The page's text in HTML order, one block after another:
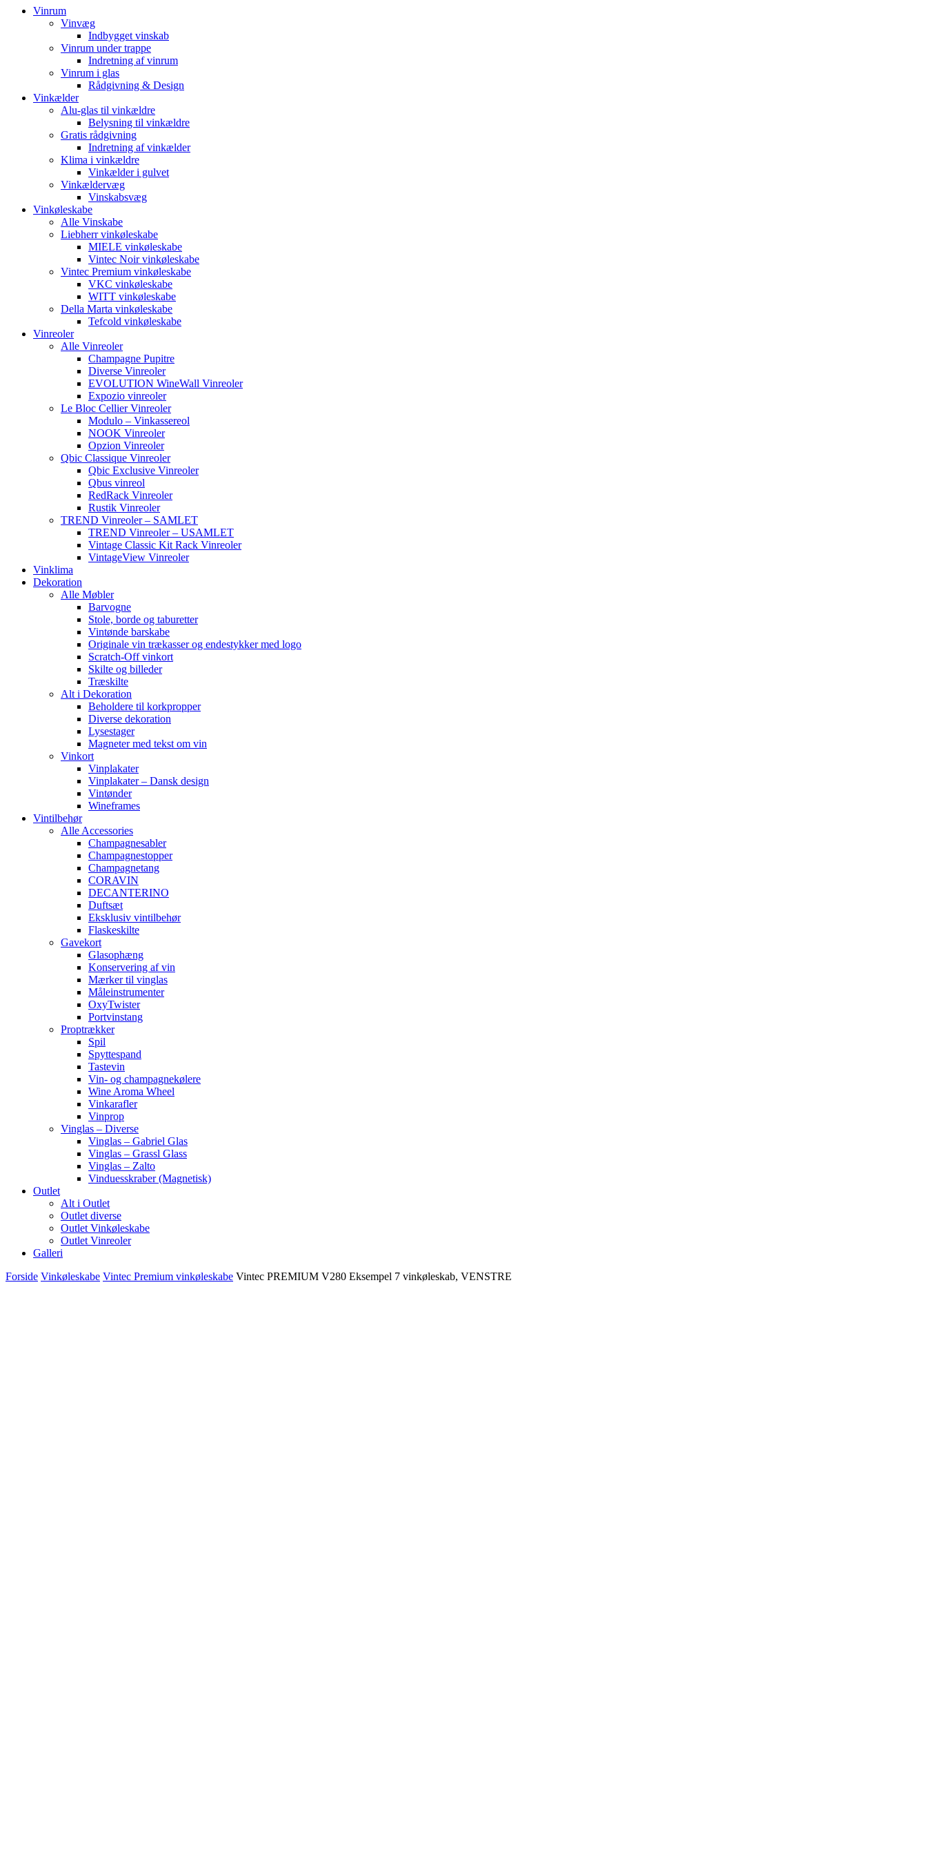
Vinrum
Vinvæg
Indbygget vinskab
Vinrum under trappe
Indretning af vinrum
Vinrum i glas
Rådgivning & Design
Vinkælder
Alu-glas til vinkældre
Belysning til vinkældre
Gratis rådgivning
Indretning af vinkælder
Klima i vinkældre
Vinkælder i gulvet
Vinkældervæg
Vinskabsvæg
Vinkøleskabe
Alle Vinskabe
Liebherr vinkøleskabe
MIELE vinkøleskabe
Vintec Noir vinkøleskabe
Vintec Premium vinkøleskabe
VKC vinkøleskabe
WITT vinkøleskabe
Della Marta vinkøleskabe
Tefcold vinkøleskabe
Vinreoler
Alle Vinreoler
Champagne Pupitre
Diverse Vinreoler
EVOLUTION WineWall Vinreoler
Expozio vinreoler
Le Bloc Cellier Vinreoler
Modulo – Vinkassereol
NOOK Vinreoler
Opzion Vinreoler
Qbic Classique Vinreoler
Qbic Exclusive Vinreoler
Qbus vinreol
RedRack Vinreoler
Rustik Vinreoler
TREND Vinreoler – SAMLET
TREND Vinreoler – USAMLET
Vintage Classic Kit Rack Vinreoler
VintageView Vinreoler
Vinklima
Dekoration
Alle Møbler
Barvogne
Stole, borde og taburetter
Vintønde barskabe
Originale vin trækasser og endestykker med logo
Scratch-Off vinkort
Skilte og billeder
Træskilte
Alt i Dekoration
Beholdere til korkpropper
Diverse dekoration
Lysestager
Magneter med tekst om vin
Vinkort
Vinplakater
Vinplakater – Dansk design
Vintønder
Wineframes
Vintilbehør
Alle Accessories
Champagnesabler
Champagnestopper
Champagnetang
CORAVIN
DECANTERINO
Duftsæt
Eksklusiv vintilbehør
Flaskeskilte
Gavekort
Glasophæng
Konservering af vin
Mærker til vinglas
Måleinstrumenter
OxyTwister
Portvinstang
Proptrækker
Spil
Spyttespand
Tastevin
Vin- og champagnekølere
Wine Aroma Wheel
Vinkarafler
Vinprop
Vinglas – Diverse
Vinglas – Gabriel Glas
Vinglas – Grassl Glass
Vinglas – Zalto
Vinduesskraber (Magnetisk)
Outlet
Alt i Outlet
Outlet diverse
Outlet Vinkøleskabe
Outlet Vinreoler
Galleri
Forside Vinkøleskabe Vintec Premium vinkøleskabe Vintec PREMIUM V280 Eksempel 7 vinkøleskab, VENSTRE